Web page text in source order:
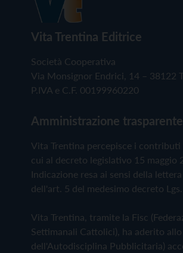
Vita Trentina Editrice
Società Cooperativa
Via Monsignor Endrici, 14 – 38122
P.IVA e C.F. 00199960220
Amministrazione trasparente
Vita Trentina percepisce i
cui al decreto legislativo 15 maggio
Indicazione resa ai sensi della
dell'art. 5 del medesimo decreto Lgs.
Vita Trentina, tramite la Fisc
Settimanali Cattolici), ha aderito
dell'Autodisciplina Pubblicitaria)